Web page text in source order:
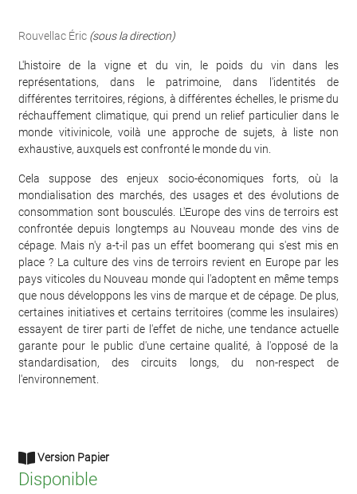
Rouvellac Éric (sous la direction)
L'histoire de la vigne et du vin, le poids du vin dans les
représentations, dans le patrimoine, dans l'identités de
différentes territoires, régions, à différentes échelles, le prisme du
réchauffement climatique, qui prend un relief particulier dans le
monde vitivinicole, voilà une approche de sujets, à liste non
exhaustive, auxquels est confronté le monde du vin.
Cela suppose des enjeux socio-économiques forts, où la
mondialisation des marchés, des usages et des évolutions de
consommation sont bousculés. L'Europe des vins de terroirs est
confrontée depuis longtemps au Nouveau monde des vins de
cépage. Mais n'y a-t-il pas un effet boomerang qui s'est mis en
place ? La culture des vins de terroirs revient en Europe par les
pays viticoles du Nouveau monde qui l'adoptent en même temps
que nous développons les vins de marque et de cépage. De plus,
certaines initiatives et certains territoires (comme les insulaires)
essayent de tirer parti de l'effet de niche, une tendance actuelle
garante pour le public d'une certaine qualité, à l'opposé de la
standardisation, des circuits longs, du non-respect de
l'environnement.
Version Papier
Disponible